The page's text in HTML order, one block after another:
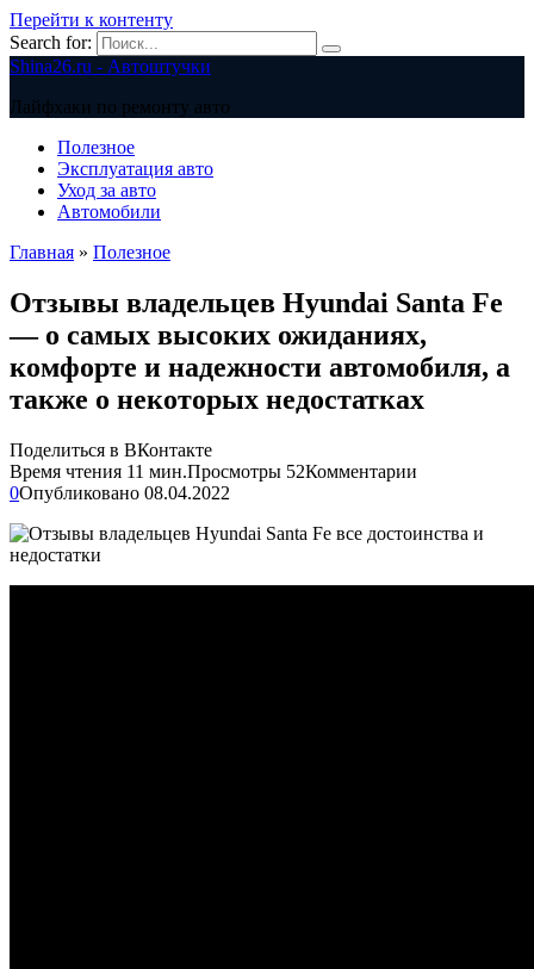
Перейти к контенту
Search for:
Shina26.ru - Автоштучки
Лайфхаки по ремонту авто
Полезное
Эксплуатация авто
Уход за авто
Автомобили
Главная » Полезное
Отзывы владельцев Hyundai Santa Fe
— о самых высоких ожиданиях,
комфорте и надежности автомобиля, а
также о некоторых недостатках
Поделиться в ВКонтакте
Время чтения 11 мин.Просмотры 52Комментарии
0Опубликовано 08.04.2022